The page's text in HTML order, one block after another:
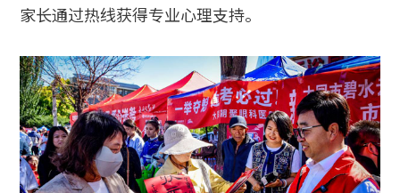
家长通过热线获得专业心理支持。